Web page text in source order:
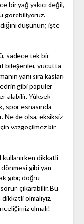
bir yağ yakıcı değil,
görebiliyoruz.
düşünün; işte
sadece tek bir
bileşenler, vücutta
yanı sıra kasları
gibi popüler
alabilir. Yüksek
spor esnasında
Ne de olsa, eksiksiz
vazgeçilmez bir
dikkatli
gibi yan
gibi; doğru
sorun çıkarabilir. Bu
olmalıyız.
olmalı!